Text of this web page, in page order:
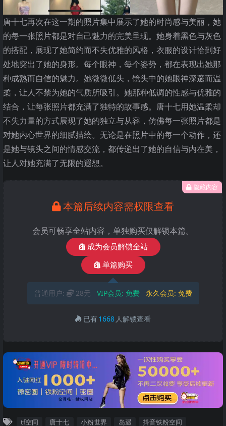
唐十七再次在这一期的照片集中展示了她的时尚感与美丽，她
的每一张照片都是对自己魅力的完美呈现。她身着黑色与灰色
的搭配，展现了她简约而不失优雅的风格，衣服的设计恰到好
处地突出了她的身形。每个眼神，每个姿势，都在表现出她那
种成熟而自信的魅力。她微微低头，镜头中的她眼神深邃而温
柔，让人不禁为她的气质所吸引。她那种低调的性感与优雅的
结合，让每张照片都充满了独特的故事感。唐十七用她温柔却
不失力量的方式展现了她的独立与从容，仿佛每一张照片都是
对她内心世界的细腻描绘。无论是在照片中的每一个动作，还
是她与镜头之间的情感交流，都传递出了她的自信与内在美，
让人对她充满了无限的遐想。
隐藏内容
本篇后续内容需权限查看
会员可畅享全站内容，单独购买仅解锁本篇。
成为会员解锁全站
单篇购买
普通用户: 28元 VIP会员: 免费 永久会员: 免费
已有1668 人解锁查看
tf空间 唐十七 小粉世界 岛遇 抖音铁粉空间